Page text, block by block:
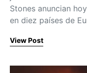
Stones anuncian
en diez países de
View Post